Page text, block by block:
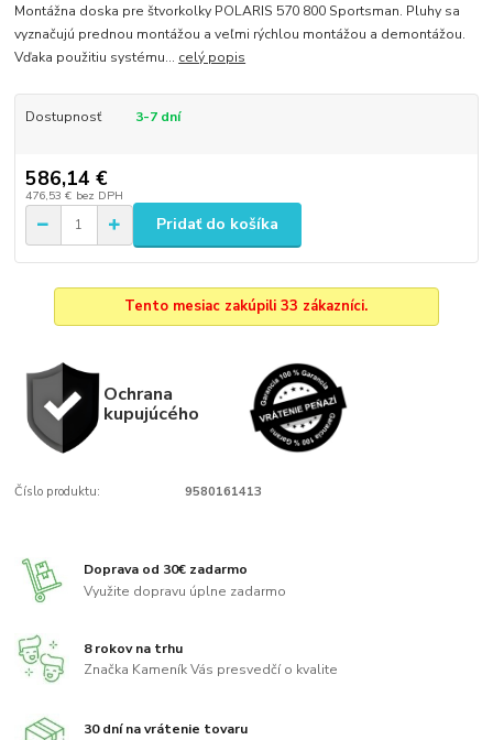
Montážna doska pre štvorkolky POLARIS 570 800 Sportsman. Pluhy sa
vyznačujú prednou montážou a veľmi rýchlou montážou a demontážou.
Vďaka použitiu systému... celý popis
Dostupnosť 3-7 dní
586,14 €
476,53 € bez DPH
Pridať do košíka
Tento mesiac zakúpili 33 zákazníci.
Ochrana
kupujúcého
Číslo produktu: 9580161413
Doprava od 30€ zadarmo
Využite dopravu úplne zadarmo
8 rokov na trhu
Značka Kameník Vás presvedčí o kvalite
30 dní na vrátenie tovaru